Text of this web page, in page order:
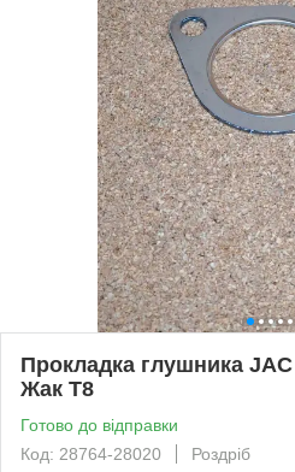
Прокладка глушника
Жак Т8
Готово до відправки
Код: 28764-28020
Роздріб